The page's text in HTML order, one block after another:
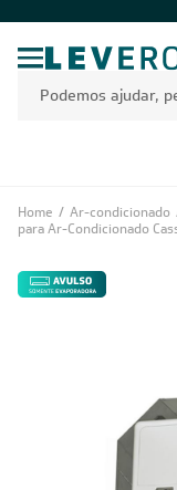
Home / Ar-condicionado
para Ar-Condicionado